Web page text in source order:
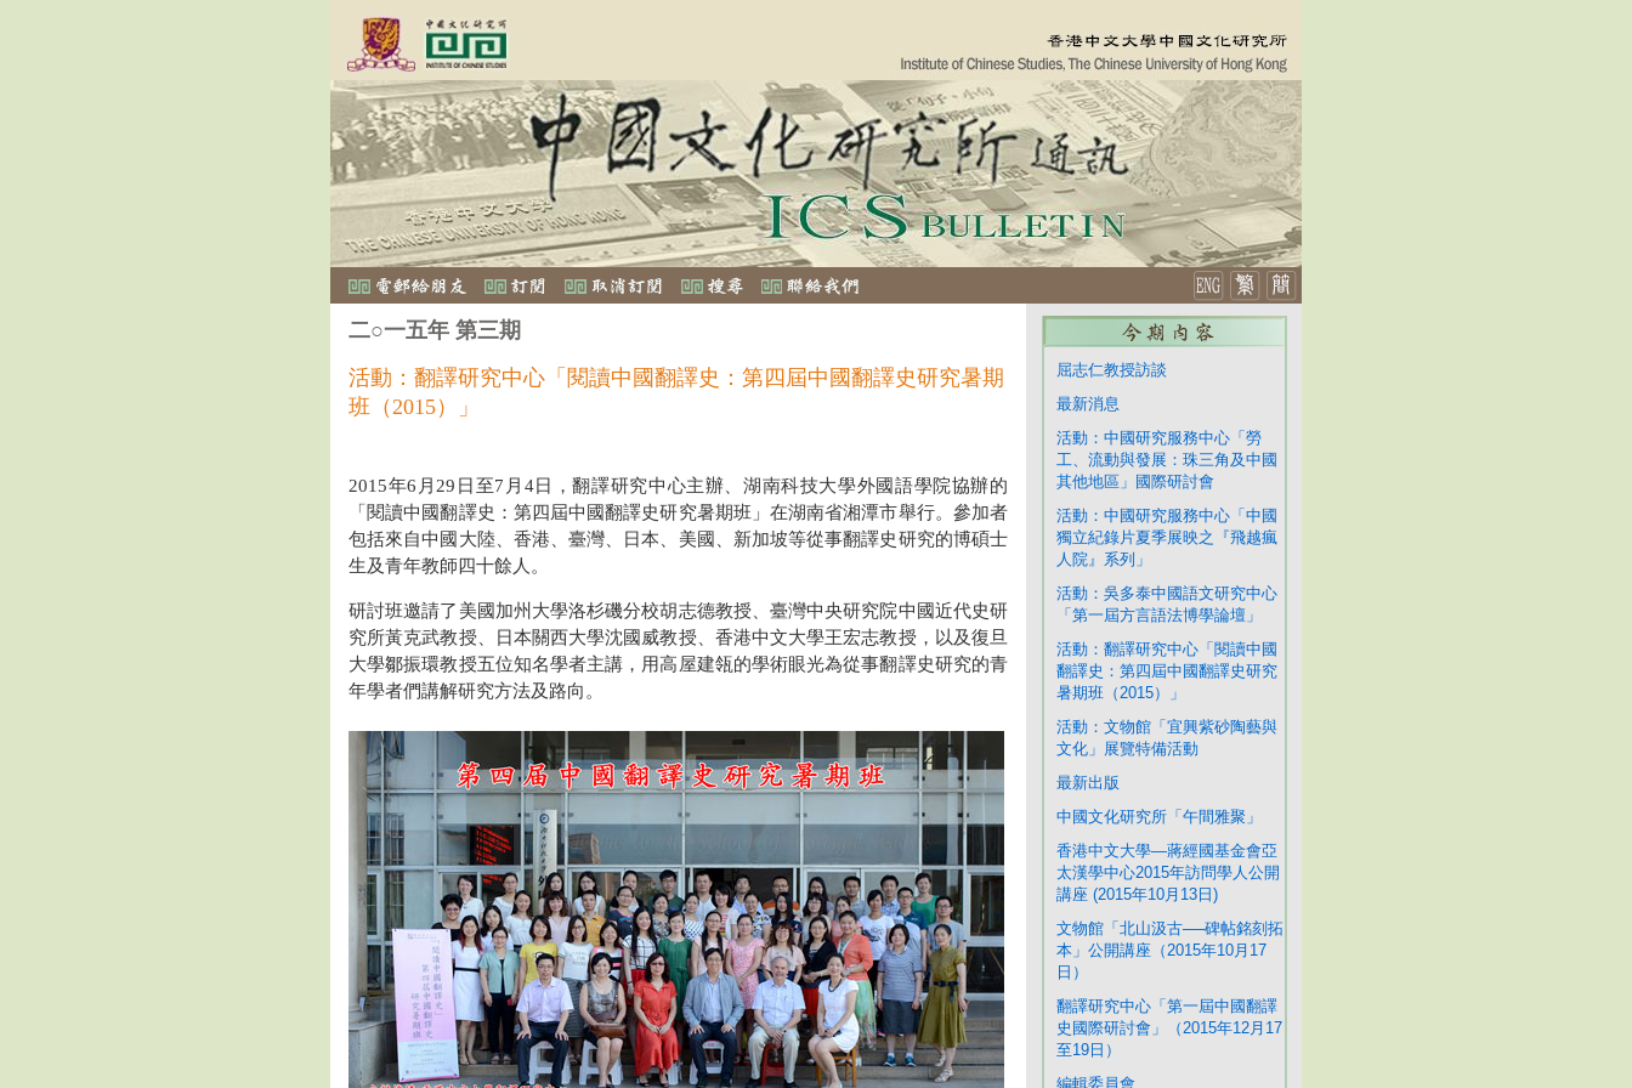
二○一五年 第三期
活動：翻譯研究中心「閱讀中國翻譯史：第四屆中國翻譯史研究暑期
班（2015）」
2015年6月29日至7月4日，翻譯研究中心主辦、湖南科技大學外國語學院協辦的
「閱讀中國翻譯史：第四屆中國翻譯史研究暑期班」在湖南省湘潭市舉行。參加者
包括來自中國大陸、香港、臺灣、日本、美國、新加坡等從事翻譯史研究的博碩士
生及青年教師四十餘人。
研討班邀請了美國加州大學洛杉磯分校胡志德教授、臺灣中央研究院中國近代史研
究所黃克武教授、日本關西大學沈國威教授、香港中文大學王宏志教授，以及復旦
大學鄒振環教授五位知名學者主講，用高屋建瓴的學術眼光為從事翻譯史研究的青
年學者們講解研究方法及路向。
屈志仁教授訪談
最新消息
活動：中國研究服務中心「勞
工、流動與發展：珠三角及中國
其他地區」國際研討會
活動：中國研究服務中心「中國
獨立紀錄片夏季展映之『飛越瘋
人院』系列」
活動：吳多泰中國語文研究中心
「第一屆方言語法博學論壇」
活動：翻譯研究中心「閱讀中國
翻譯史：第四屆中國翻譯史研究
暑期班（2015）」
活動：文物館「宜興紫砂陶藝與
文化」展覽特備活動
最新出版
中國文化研究所「午間雅聚」
香港中文大學—蔣經國基金會亞
太漢學中心2015年訪問學人公開
講座 (2015年10月13日)
文物館「北山汲古──碑帖銘刻拓
本」公開講座（2015年10月17
日）
翻譯研究中心「第一屆中國翻譯
史國際研討會」（2015年12月17
至19日）
編輯委員會